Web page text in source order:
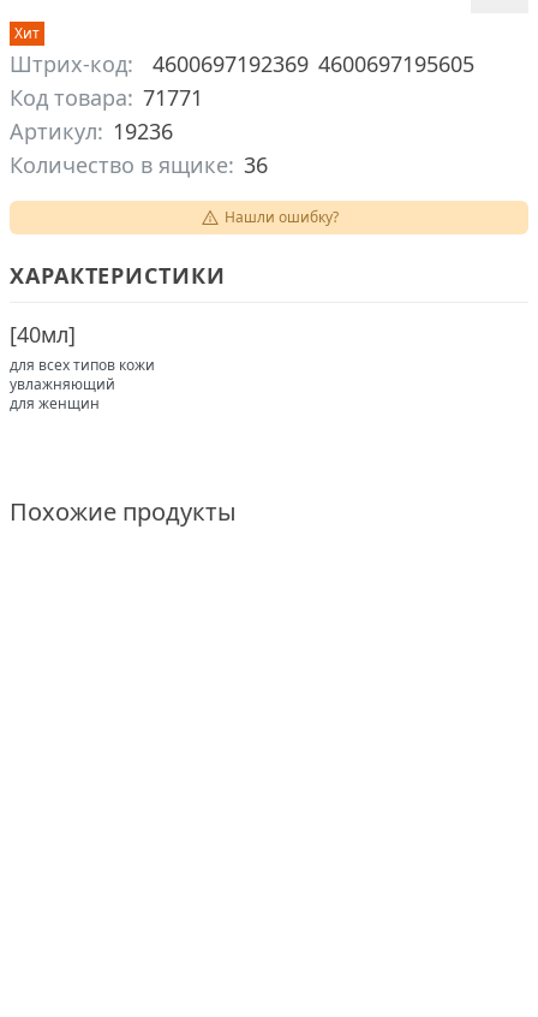
Хит
Штрих-код: 4600697192369 4600697195605
Код товара: 71771
Артикул: 19236
Количество в ящике: 36
Нашли ошибку?
ХАРАКТЕРИСТИКИ
[40мл]
для всех типов кожи
увлажняющий
для женщин
Похожие продукты